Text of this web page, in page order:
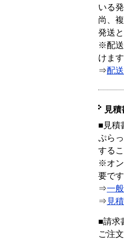
いる
尚、
発送
※配送
けます
⇒配
見
■見積
ぷら
する
※オン
要です
⇒一
⇒ 見
■請求
ご注